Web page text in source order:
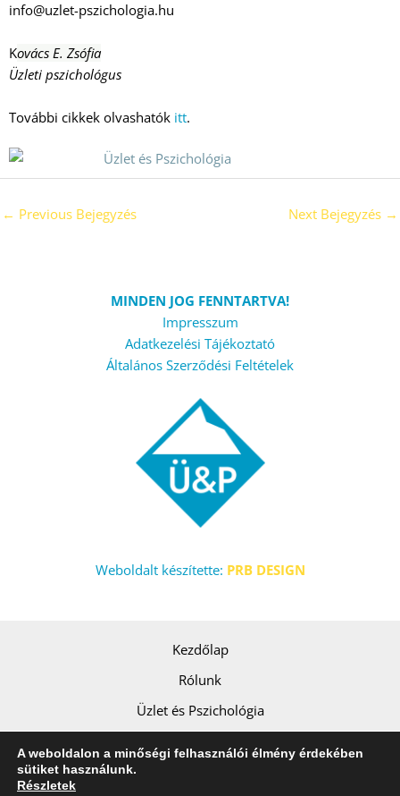
info@uzlet-pszichologia.hu
Kovács E. Zsófia
Üzleti pszichológus
További cikkek olvashatók itt.
← Previous Bejegyzés Next Bejegyzés →
MINDEN JOG FENNTARTVA!
Impresszum
Adatkezelési Tájékoztató
Általános Szerződési Feltételek
Weboldalt készítette: PRB DESIGN
Kezdőlap
Rólunk
Üzlet és Pszichológia
A weboldalon a minőségi felhasználói élmény érdekében
sütiket használunk.
Részletek